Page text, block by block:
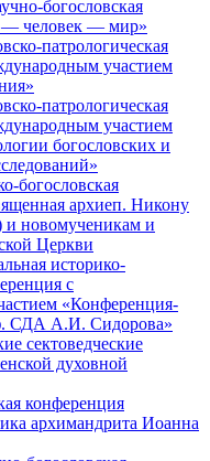
богословская
— человек — мир»
патрологическая
участием
патрологическая
участием
богословских и
богословская
архиеп. Никону
и новомученикам и
Церкви
историко-
с
«Конференция-
СДА А.И. Сидорова»
сектоведческие
духовной
конференция
архимандрита Иоанна